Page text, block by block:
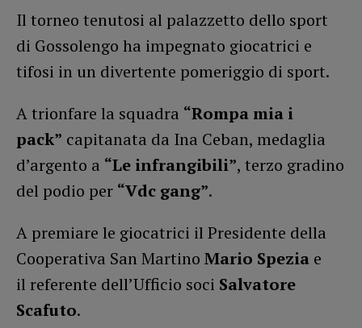
Il torneo tenutosi al palazzetto dello sport
di Gossolengo ha impegnato giocatrici e
tifosi in un divertente pomeriggio di sport.
A trionfare la squadra “Rompa mia i
pack” capitanata da Ina Ceban, medaglia
d’argento a “Le infrangibili”, terzo gradino
del podio per “Vdc gang”.
A premiare le giocatrici il Presidente della
Cooperativa San Martino Mario Spezia e
il referente dell’Ufficio soci Salvatore
Scafuto.